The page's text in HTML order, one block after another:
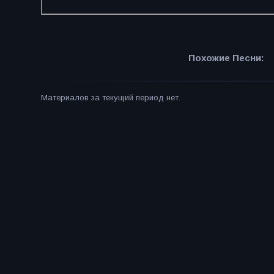
Похожие Песни:
Материалов за текущий период нет.